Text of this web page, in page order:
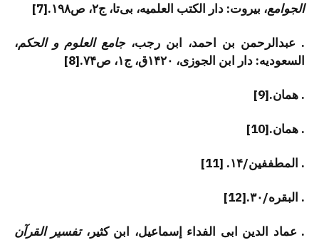
الجوامع، بیروت: دار الکتب العلمیه، بی‌تا، ج۲، ص۱۹۸.[7]
. عبدالرحمن بن احمد، ابن رجب،جامع العلوم و الحکم،
السعودیه: دار ابن الجوزی، ۱۴۲۰ق، ج۱، ص۷۴.[8]
. همان.[9]
. همان.[10]
. المطففین/۱۴. [11]
. البقره/۳۰.[12]
. عماد الدین ابی الفداء إسماعیل، ابن کثیر،تفسیر القرآن